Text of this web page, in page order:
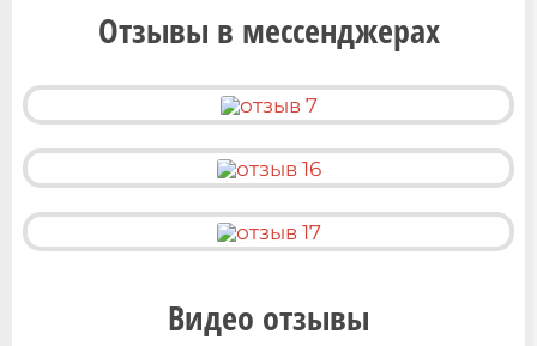
Отзывы в мессенджерах
Видео отзывы